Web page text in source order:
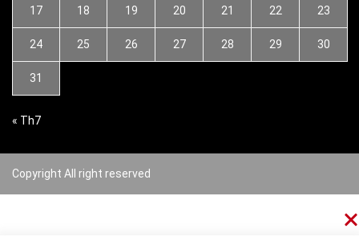
17 18 19 20 21 22 23
24 25 26 27 28 29 30
31
« Th7
Copyright All right reserved